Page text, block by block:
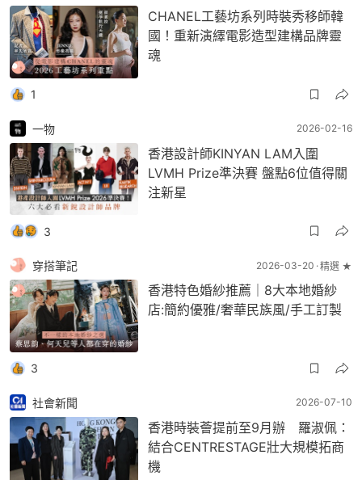
CHANEL工藝坊系列時裝秀移師韓
國！重新演繹電影造型建構品牌靈
魂
1
一物 2026-02-16
香港設計師KINYAN LAM入圍
LVMH Prize準決賽 盤點6位值得關
注新星
3
穿搭筆記 2026-03-20 精選 ★
香港特色婚紗推薦｜8大本地婚紗
店:簡約優雅/奢華民族風/手工訂製
3
社會新聞 2026-07-10
香港時裝薈提前至9月辦 羅淑佩：
結合CENTRESTAGE壯大規模拓商
機